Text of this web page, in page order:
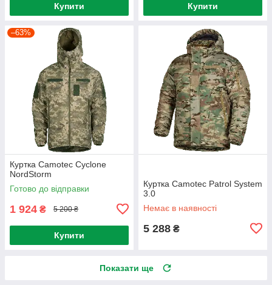
Купити Купити
–63%
Куртка Camotec Cyclone
NordStorm
Готово до відправки
1 924 ₴ 5 200 ₴
Купити
Куртка Camotec Patrol System
3.0
Немає в наявності
5 288 ₴
Показати ще